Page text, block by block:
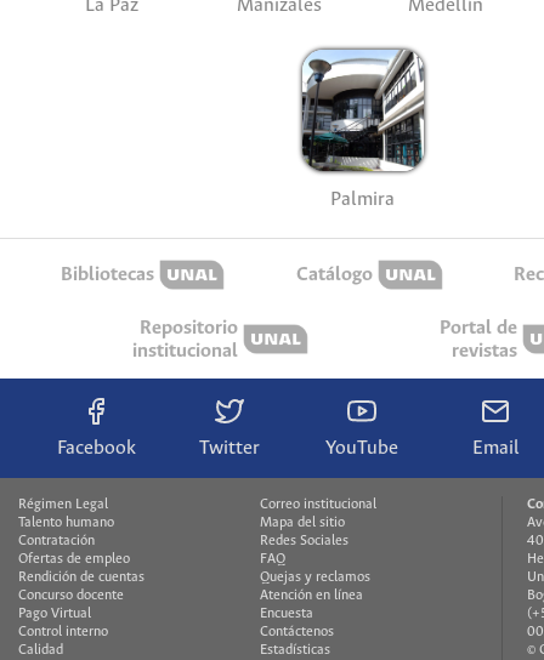
La Paz Manizales Medellín
Palmira
Bibliotecas Catálogo
Repositorio
institucional
Portal de
revistas
Facebook Twitter YouTube Email
Régimen Legal
Talento humano
Contratación
Ofertas de empleo
Rendición de cuentas
Concurso docente
Pago Virtual
Control interno
Calidad
Correo institucional
Mapa del sitio
Redes Sociales
FAQ
Quejas y reclamos
Atención en línea
Encuesta
Contáctenos
Estadísticas
©